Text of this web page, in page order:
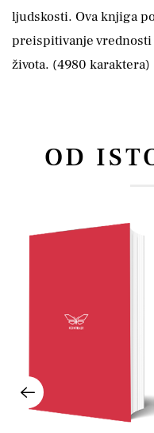
ljudskosti. Ova knjiga
preispitivanje
života. (4980 karaktera)
OD